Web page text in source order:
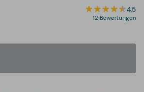
4,5
12 Bewertungen